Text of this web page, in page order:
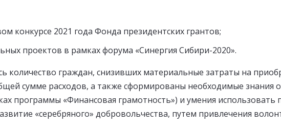
конкурсе 2021 года Фонда президентских грантов;
проектов в рамках форума «Синергия Сибири-2020».
количество граждан, снизивших материальные затраты на
сумме расходов, а также сформированы необходимые знания
программы «Финансовая грамотность») и умения использовать
«серебряного» добровольчества, путем привлечения